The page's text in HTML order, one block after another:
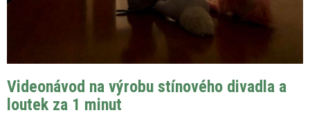
Videonávod na výrobu stínového divadla a
loutek za 1 minut